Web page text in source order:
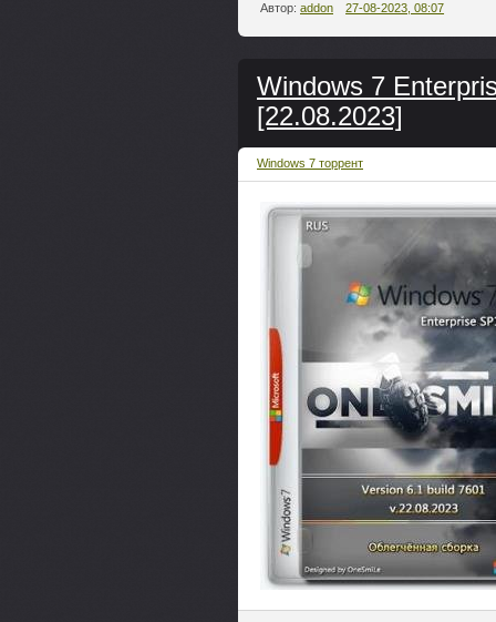
Автор: addon 27-08-2023, 08:07
Windows 7
[22.08.2023]
Windows 7 торрент